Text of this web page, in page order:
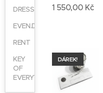
DRESS
EVEN.DRESS
RENT
KEY
OF
EVERYTHING
1 550,00Kč
DÁREK!